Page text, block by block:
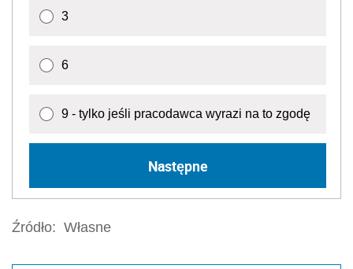
3
6
9 - tylko jeśli pracodawca wyrazi na to zgodę
Następne
Źródło: Własne